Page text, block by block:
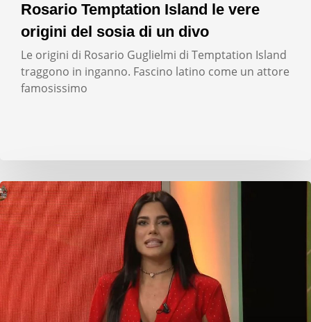
Rosario Temptation Island le vere
origini del sosia di un divo
Le origini di Rosario Guglielmi di Temptation Island
traggono in inganno. Fascino latino come un attore
famosissimo